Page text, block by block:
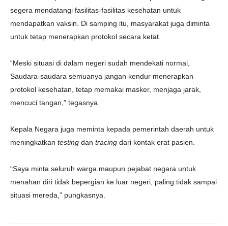
segera mendatangi fasilitas-fasilitas kesehatan untuk
mendapatkan vaksin. Di samping itu, masyarakat juga diminta
untuk tetap menerapkan protokol secara ketat.
“Meski situasi di dalam negeri sudah mendekati normal,
Saudara-saudara semuanya jangan kendur menerapkan
protokol kesehatan, tetap memakai masker, menjaga jarak,
mencuci tangan,” tegasnya.
Kepala Negara juga meminta kepada pemerintah daerah untuk
meningkatkan testing dan tracing dari kontak erat pasien.
“Saya minta seluruh warga maupun pejabat negara untuk
menahan diri tidak bepergian ke luar negeri, paling tidak sampai
situasi mereda,” pungkasnya.